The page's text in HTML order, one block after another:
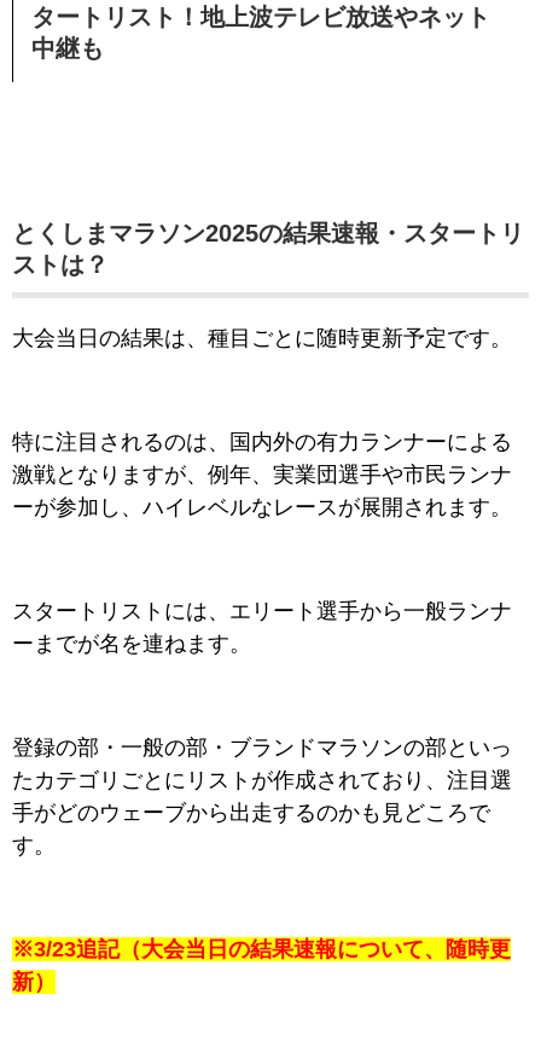
タートリスト！地上波テレビ放送やネット
中継も
とくしまマラソン2025の結果速報・スタートリ
ストは？
大会当日の結果は、種目ごとに随時更新予定です。
特に注目されるのは、国内外の有力ランナーによる
激戦となりますが、例年、実業団選手や市民ランナ
ーが参加し、ハイレベルなレースが展開されます。
スタートリストには、エリート選手から一般ランナ
ーまでが名を連ねます。
登録の部・一般の部・ブランドマラソンの部といっ
たカテゴリごとにリストが作成されており、注目選
手がどのウェーブから出走するのかも見どころで
す。
※3/23追記（大会当日の結果速報について、随時更
新）